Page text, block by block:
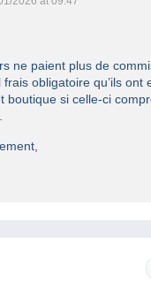
ne paient plus de
obligatoire qu’ils ont
boutique si celle-ci